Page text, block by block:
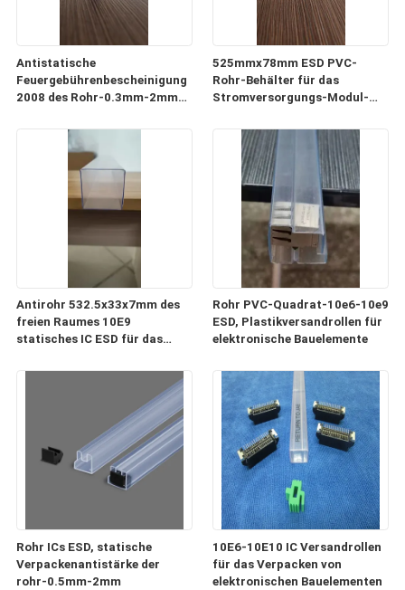
Antistatische
Feuergebührenbescheinigung
2008 des Rohr-0.3mm-2mm
525mmx78mm ESD PVC-
Rohr-Behälter für das
Stromversorgungs-Modul-
Antirohr 532.5x33x7mm des
freien Raumes 10E9
statisches IC ESD für das
Rohr PVC-Quadrat-10e6-10e9
ESD, Plastikversandrollen für
elektronische Bauelemente
Rohr ICs ESD, statische
Verpackenantistärke der
rohr-0.5mm-2mm
10E6-10E10 IC Versandrollen
für das Verpacken von
elektronischen Bauelementen